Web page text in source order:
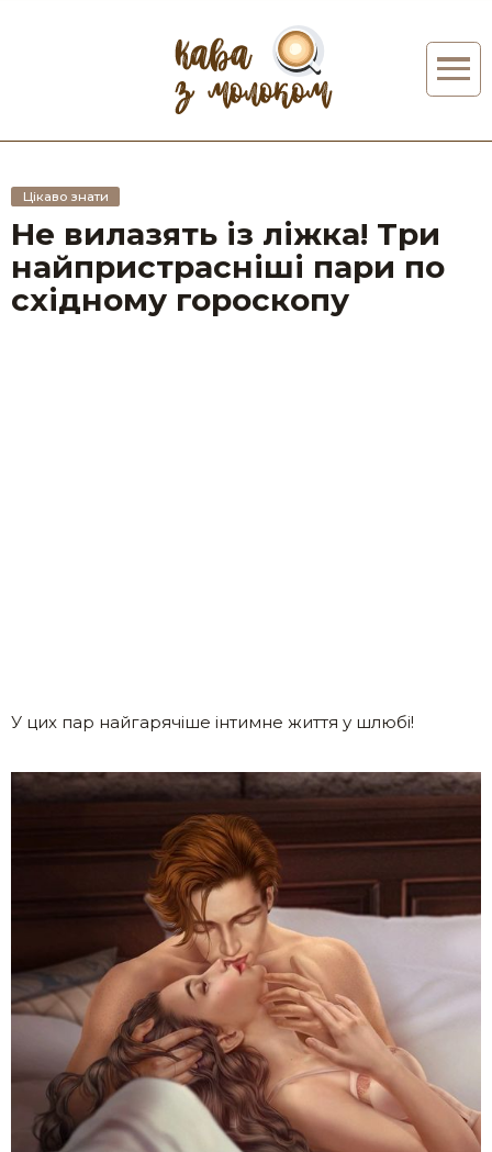
Цікаво знати
Не вилазять із ліжка! Три
найпристрасніші пари по
східному гороскопу
У цих пар найгарячіше інтимне життя у шлюбі!